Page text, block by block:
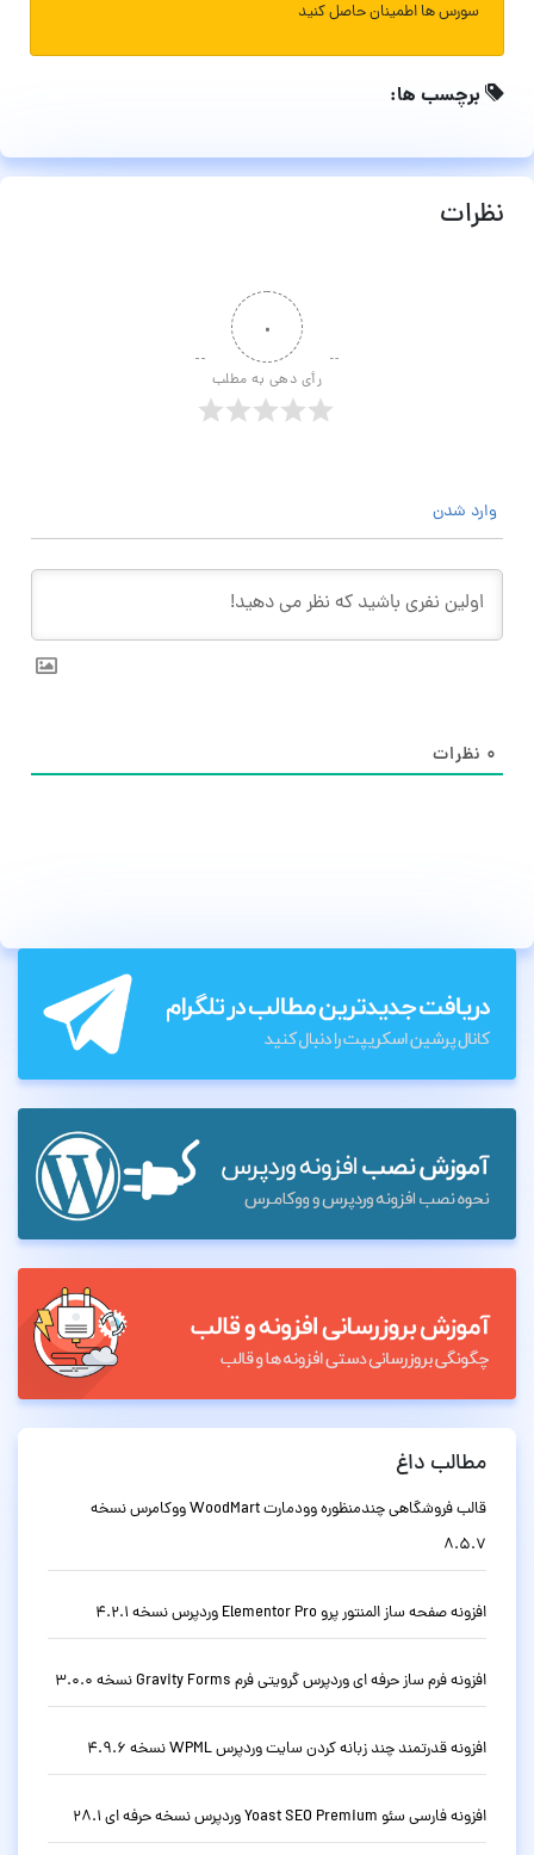
سورس ها اطمینان حاصل کنید
برچسب ها:
نظرات
۰
رأی دهی به مطلب
وارد شدن
۰ نظرات
مطالب داغ
قالب فروشگاهی چندمنظوره وودمارت WoodMart ووکامرس نسخه
8.5.7
افزونه صفحه ساز المنتور پرو Elementor Pro وردپرس نسخه 4.2.1
افزونه فرم ساز حرفه ای وردپرس گرویتی فرم Gravity Forms نسخه 3.0.0
افزونه قدرتمند چند زبانه کردن سایت وردپرس WPML نسخه 4.9.6
افزونه فارسی سئو Yoast SEO Premium وردپرس نسخه حرفه ای 28.1